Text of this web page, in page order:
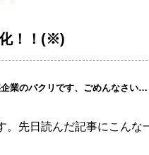
！！(※)
業のパクリです、ごめんなさい…
。先日読んだ記事にこんな